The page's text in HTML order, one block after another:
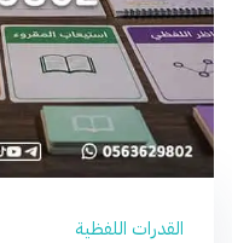
القدرات اللفظية